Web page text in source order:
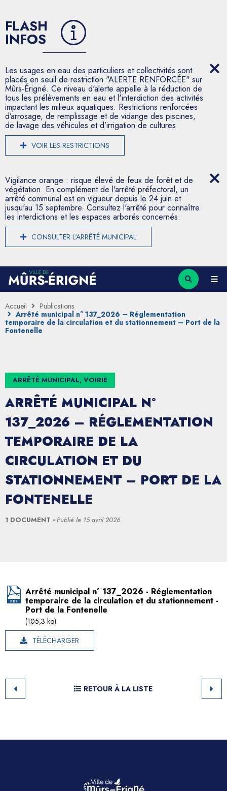
FLASH
INFOS
Les usages en eau des particuliers et collectivités sont
placés en seuil de restriction "ALERTE RENFORCÉE" sur
Mûrs-Érigné. Ce niveau d'alerte appelle à la réduction de
tous les prélèvements en eau et l'interdiction des activités
impactant les milieux aquatiques. Restrictions renforcées
d’arrosage, de remplissage et de vidange des piscines,
de lavage des véhicules et d’irrigation de cultures.
VOIR LES RESTRICTIONS
Vigilance orange : risque élevé de feux de forêt et de
végétation. En complément de l'arrêté préfectoral, un
arrêté communal est en vigueur depuis le 24 juin et
jusqu'au 15 septembre. Consultez l'arrêté pour connaître
les interdictions et les espaces arborés concernés.
CONSULTER L'ARRÊTÉ MUNICIPAL
Accueil
Publications
Arrêté municipal n° 137_2026 – Réglementation
temporaire de la circulation et du stationnement – Port de la
Fontenelle
ARRÊTÉ MUNICIPAL, VOIRIE
ARRÊTÉ MUNICIPAL N°
137_2026 – RÉGLEMENTATION
TEMPORAIRE DE LA
CIRCULATION ET DU
STATIONNEMENT – PORT DE LA
FONTENELLE
1 DOCUMENT Publié le 15 avril 2026
Arrêté municipal n° 137_2026 - Réglementation
temporaire de la circulation et du stationnement -
Port de la Fontenelle
(105,3 ko)
TÉLÉCHARGER
RETOUR À LA LISTE